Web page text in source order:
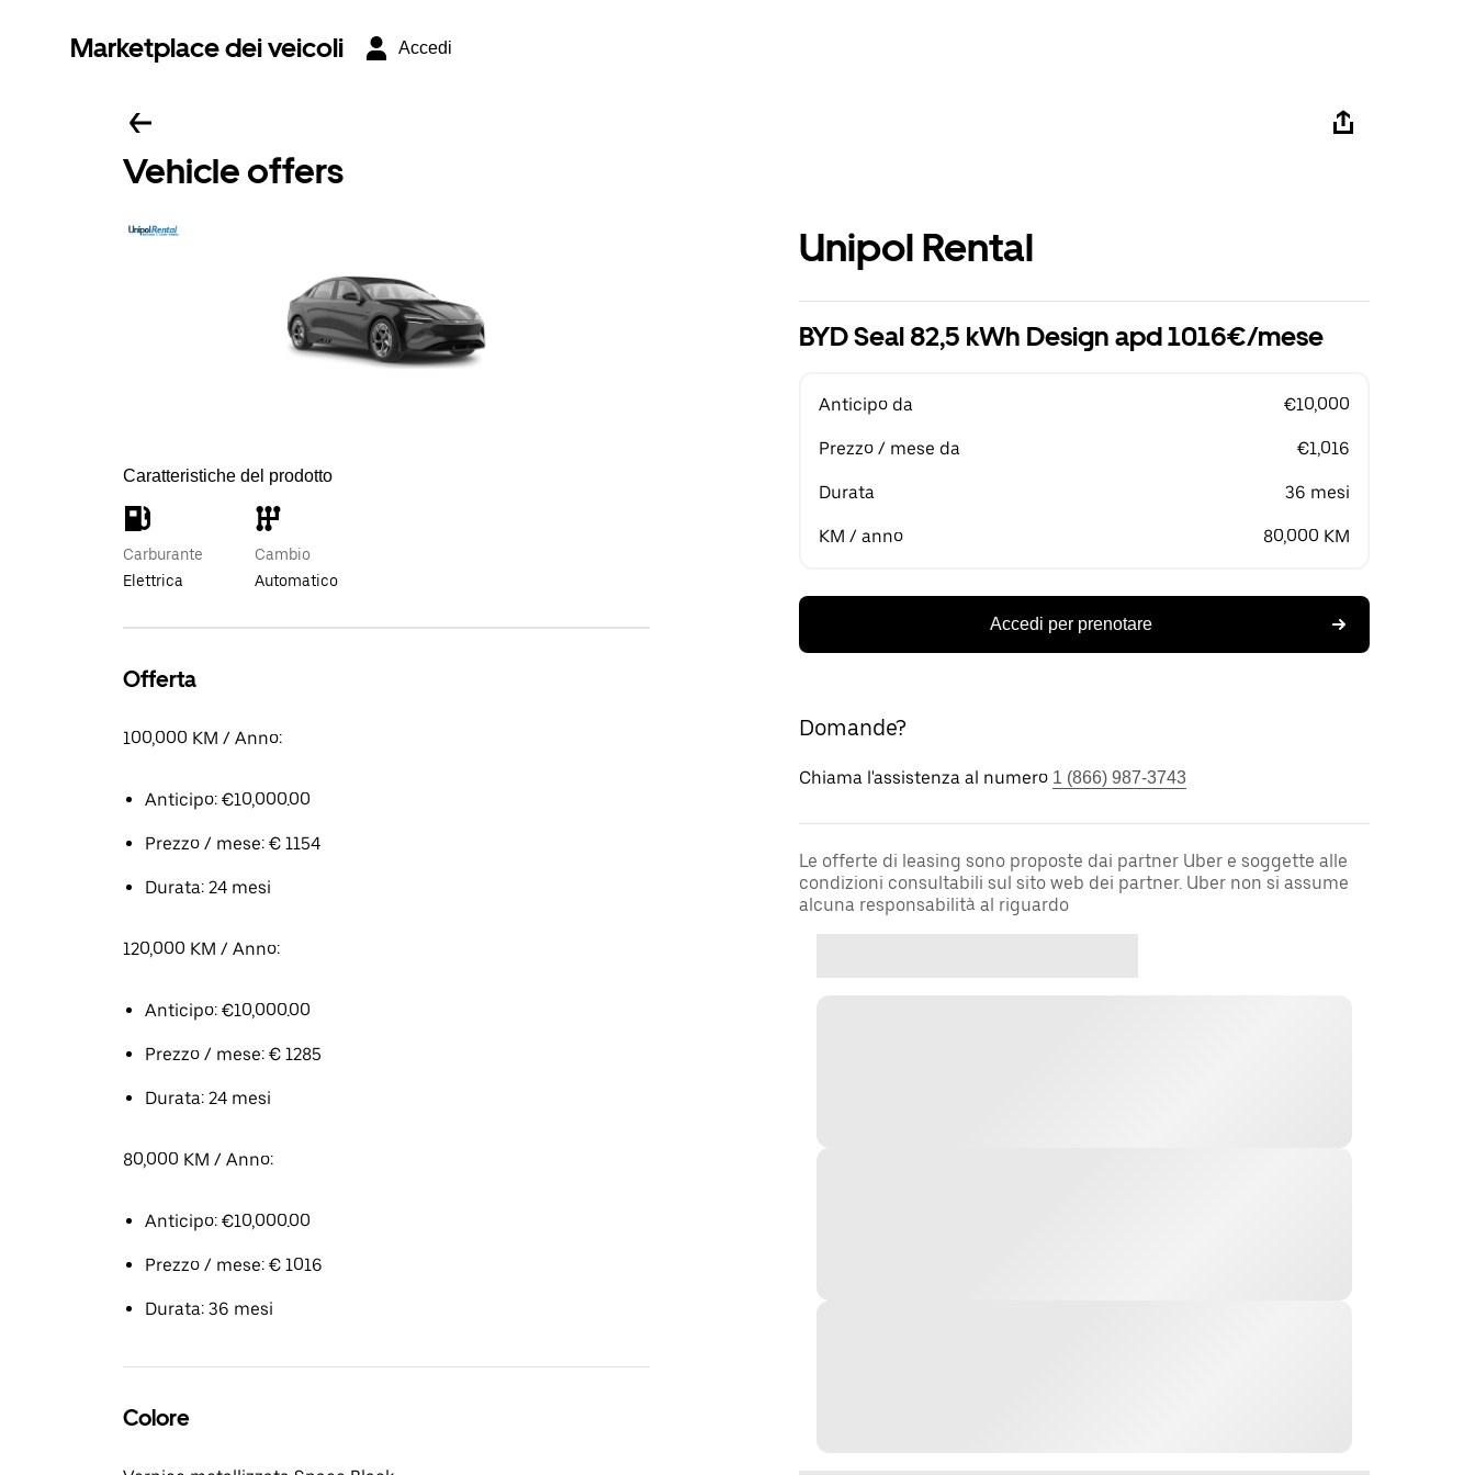
Marketplace dei veicoli Accedi
Vehicle offers
Caratteristiche del prodotto
Carburante
Elettrica
Cambio
Automatico
Offerta
100,000 KM / Anno:
Anticipo: €10,000.00
Prezzo / mese: € 1154
Durata: 24 mesi
120,000 KM / Anno:
Anticipo: €10,000.00
Prezzo / mese: € 1285
Durata: 24 mesi
80,000 KM / Anno:
Anticipo: €10,000.00
Prezzo / mese: € 1016
Durata: 36 mesi
Colore
Unipol Rental
BYD Seal 82,5 kWh Design apd 1016€/mese
Anticipo da €10,000
Prezzo / mese da €1,016
Durata 36 mesi
KM / anno 80,000 KM
Accedi per prenotare
Domande?
Chiama l'assistenza al numero 1 (866) 987-3743
Le offerte di leasing sono proposte dai partner Uber e soggette alle
condizioni consultabili sul sito web dei partner. Uber non si assume
alcuna responsabilità al riguardo